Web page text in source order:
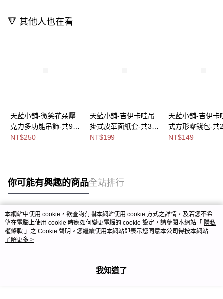
🔻 其他人也在看
天藍小舖-微笑花朵壓
克力多功能吊飾-共9
色-$250【A11115924
NT$250
天藍小舖-吉伊卡哇吊
掛式皮革面紙套-共3
色-$199【A11115908
NT$199
天藍小舖-吉伊卡
式方形零錢包-共2
色-$149【
NT$149
你可能有興趣的商品全站排行
熱門標籤
本網站中使用 cookie，欲查詢有關本網站使用 cookie 方式之詳情，及若您不希
望在電腦上使用 cookie 時應如何變更電腦的 cookie 設定，請參閱本網站「 隱私
權條款 」之 Cookie 聲明。您繼續使用本網站即表示您同意本公司得按本網站使
用條款之 Cookie 聲明使用 cookie。
了解更多 >
我知道了